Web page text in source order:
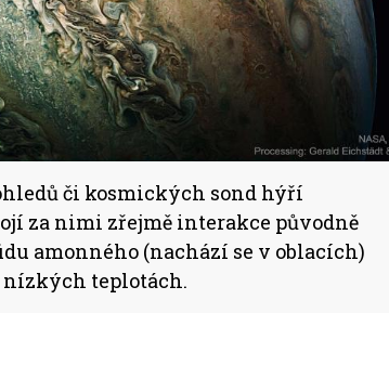
či kosmických sond hýří
za nimi zřejmě interakce původně
amonného (nachází se v oblacích)
teplotách.